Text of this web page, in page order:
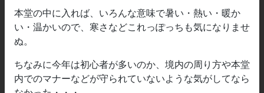
本堂の中に入れば、いろんな意味で暑い・熱い・暖か
い・温かいので、寒さなどこれっぽっちも気になりませ
ぬ。
ちなみに今年は初心者が多いのか、境内の周り方や本堂
内でのマナーなどが守られていないような気がしてなら